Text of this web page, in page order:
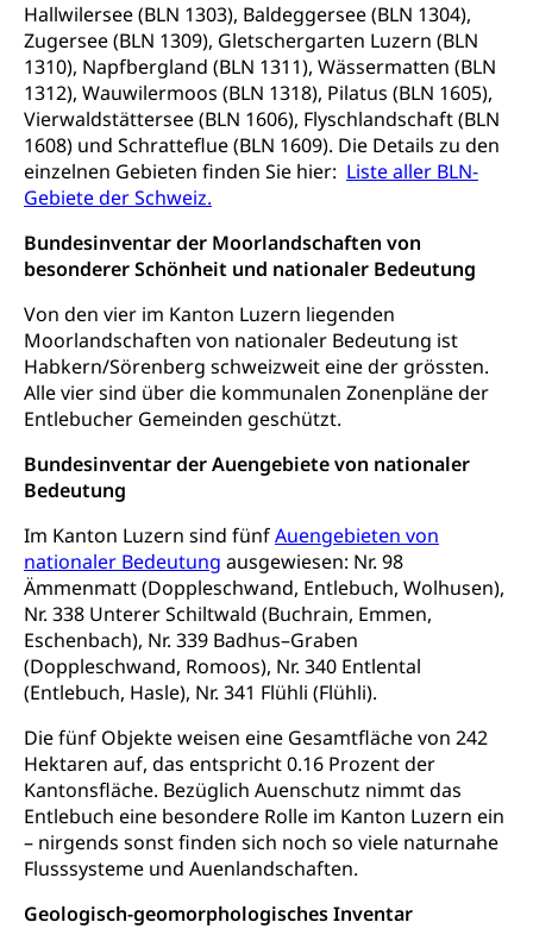
Hallwilersee (BLN 1303), Baldeggersee (BLN 1304),
Zugersee (BLN 1309), Gletschergarten Luzern (BLN
1310), Napfbergland (BLN 1311), Wässermatten (BLN
1312), Wauwilermoos (BLN 1318), Pilatus (BLN 1605),
Vierwaldstättersee (BLN 1606), Flyschlandschaft (BLN
1608) und Schratteflue (BLN 1609). Die Details zu den
einzelnen Gebieten finden Sie hier: Liste aller BLN-
Gebiete der Schweiz.
Bundesinventar der Moorlandschaften von
besonderer Schönheit und nationaler Bedeutung
Von den vier im Kanton Luzern liegenden
Moorlandschaften von nationaler Bedeutung ist
Habkern/Sörenberg schweizweit eine der grössten.
Alle vier sind über die kommunalen Zonenpläne der
Entlebucher Gemeinden geschützt.
Bundesinventar der Auengebiete von nationaler
Bedeutung
Im Kanton Luzern sind fünfAuengebieten von
nationaler Bedeutung ausgewiesen: Nr. 98
Ämmenmatt (Doppleschwand, Entlebuch, Wolhusen),
Nr. 338 Unterer Schiltwald (Buchrain, Emmen,
Eschenbach), Nr. 339 Badhus–Graben
(Doppleschwand, Romoos), Nr. 340 Entlental
(Entlebuch, Hasle), Nr. 341 Flühli (Flühli).
Die fünf Objekte weisen eine Gesamtfläche von 242
Hektaren auf, das entspricht 0.16 Prozent der
Kantonsfläche. Bezüglich Auenschutz nimmt das
Entlebuch eine besondere Rolle im Kanton Luzern ein
– nirgends sonst finden sich noch so viele naturnahe
Flusssysteme und Auenlandschaften.
Geologisch-geomorphologisches Inventar
Luzern)
Kranken- und Unfallversicherung
Trinkwasser
Lebensmittel
Prävention
Gesundheitsvorsorge, Wellness, Unfallverhütung,
Suchtprävention, Alkoholprävention,
Tabakprävention, Primärprävention,
Sekundärprävention, Tertiärprävention
Darmkrebsvorsorge
Kantonales Tabakpräventionsprogramm
Gesundheitsförderung
Prävention (Polizei)
Suchtprävention
Gesundheitsversorgung
Soziale Sicherheit
Sozialversicherungen, Sozialpolitik,
Arbeitslosenversicherung,
Mutterschaftsversicherung, Krankenversicherung,
Unfallversicherung, Invalidenversicherung,
Sozialhilfe
Kranken- und Unfallversicherung
(gruezi.lu.ch)
Existenzsicherung - Sozialhilfe
Soziales und Gesellschaft (Dienststelle)
Opferhilfe
Arbeitslosenversicherung (WAS Luzern)
Invalidenversicherung (WAS Luzern)
Soziale Sicherheit
Sucht und Drogen
Drogenabhängigkeit, Drogensucht,
Medikamentenabhängigkeit,
Arzneimittelabhängigkeit, Suchtkrankheit,
Drogenabhängige, Drogensüchtige,
Betäubungsmittel, Suchtmittel, Psychopharmaka
Fachstelle Sucht Region Luzern
Drogen (Polizei)
Sucht
Gesundheitsversorgung
Gesundheitsversorgung, Spital, Pflegeinitiative,
Ambulant vor stationär, AVOS, Patientendossier
Gesundheitsversorgung
AHV / IV
Altersrente, Invalidenrente, Witwenrente,
Sozialversicherung, Vorsorgeeinrichtung,
Pensionskasse, erste Säule, zweite Säule, dritte
Säule, Hilflosenentschädigung,
Ergänzungsleistungen, Altersvorsorge,
Todesfallversicherung
Hilfslosenentschädigung (WAS Luzern)
AHV-Hinterlassenenrente (WAS Luzern)
Behinderung
Körperbehinderung, körperliche Behinderung,